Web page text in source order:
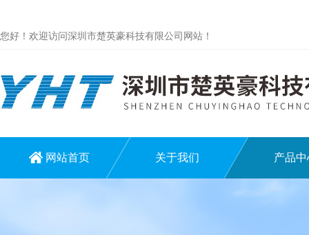
您好！欢迎访问深圳市楚英豪科技有限公司网站！
网站首页 关于我们 产品中